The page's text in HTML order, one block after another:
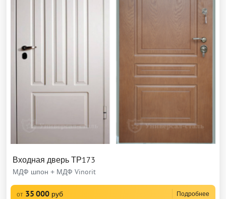
Входная дверь ТР173
МДФ шпон + МДФ Vinorit
от 35 000 руб Подробнее